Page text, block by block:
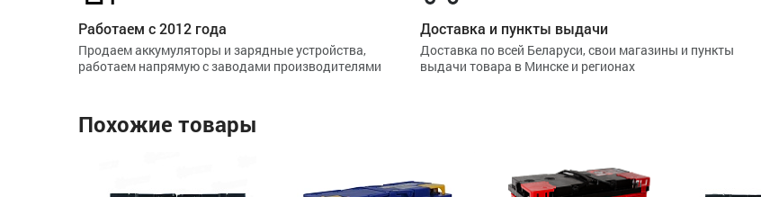
Работаем с 2012 года
Продаем аккумуляторы и зарядные устройства,
работаем напрямую с заводами производителями
Доставка и пункты выдачи
Доставка по всей Беларуси, свои магазины и пункты
выдачи товара в Минске и регионах
Похожие товары